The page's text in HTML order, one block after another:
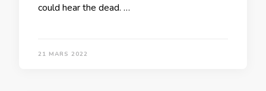
could hear the dead. …
21 MARS 2022